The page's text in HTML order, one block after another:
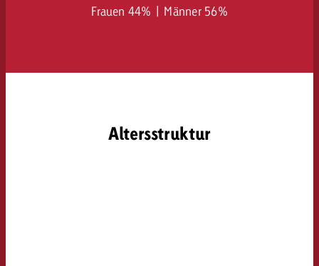
Frauen 44% | Männer 56%
Altersstruktur